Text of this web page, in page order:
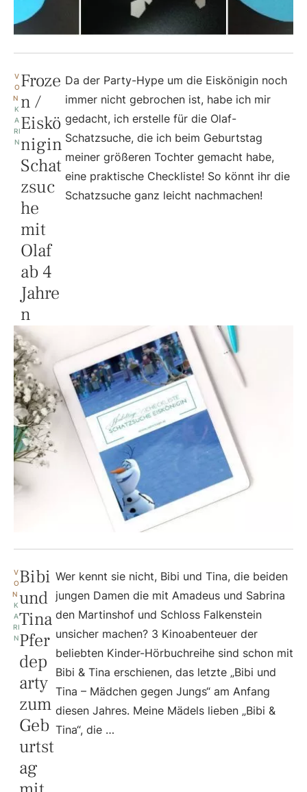
V
O
N
K
A
RI
N
Froze
n /
Eiskö
nigin
Schat
zsuc
he
mit
Olaf
ab 4
Jahre
n
Da der Party-Hype um die Eiskönigin noch
immer nicht gebrochen ist, habe ich mir
gedacht, ich erstelle für die Olaf-
Schatzsuche, die ich beim Geburtstag
meiner größeren Tochter gemacht habe,
eine praktische Checkliste! So könnt ihr die
Schatzsuche ganz leicht nachmachen!
V
O
N
K
A
RI
N
Bibi
und
Tina
Pfer
dep
arty
zum
Geb
urtst
ag
Wer kennt sie nicht, Bibi und Tina, die beiden
jungen Damen die mit Amadeus und Sabrina
den Martinshof und Schloss Falkenstein
unsicher machen? 3 Kinoabenteuer der
beliebten Kinder-Hörbuchreihe sind schon mit
Bibi & Tina erschienen, das letzte „Bibi und
Tina – Mädchen gegen Jungs“ am Anfang
diesen Jahres. Meine Mädels lieben „Bibi &
Tina“, die …